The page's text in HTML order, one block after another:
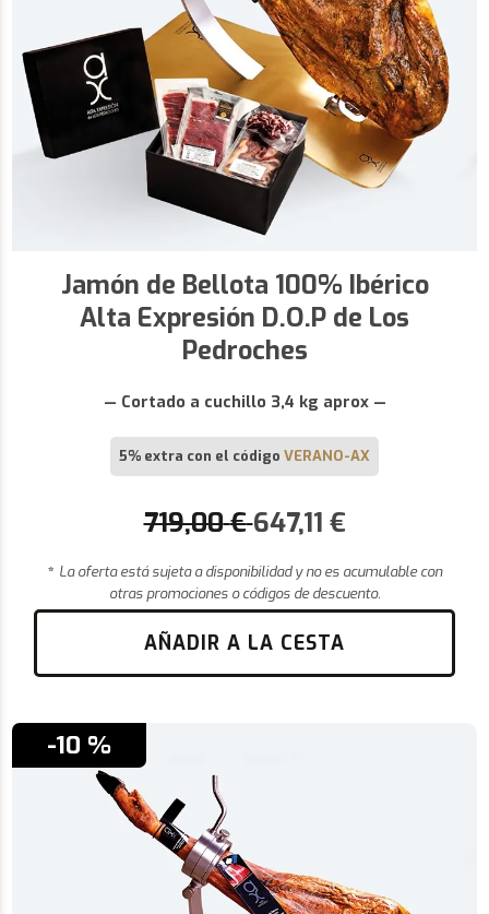
Jamón de Bellota 100% Ibérico
Alta Expresión D.O.P de Los
Pedroches
— Cortado a cuchillo 3,4 kg aprox —
5% extra con el código VERANO-AX
719,00€647,11 €
* La oferta está sujeta a disponibilidad y no es acumulable con
otras promociones o códigos de descuento.
AÑADIR A LA CESTA
-10 %